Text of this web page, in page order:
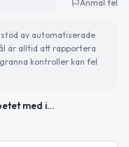
Anmäl fel
av automatiserade
är alltid att rapportera
kontroller kan fel
Kiruna skärper arbetet med informationssäkerhet 2026